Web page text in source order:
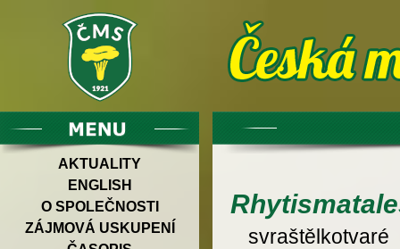
AKTUALITY
ENGLISH
O SPOLEČNOSTI
ZÁJMOVÁ USKUPENÍ
svraštělkotvaré